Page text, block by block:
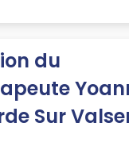
du
Sur